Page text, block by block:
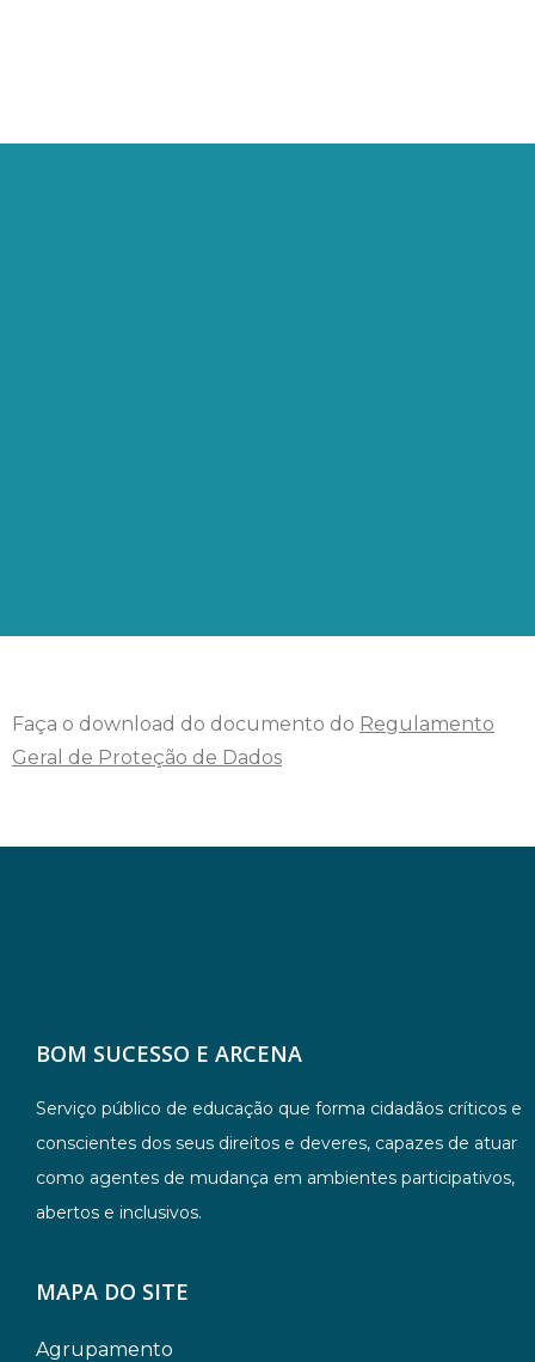
Faça o download do documento do Regulamento
Geral de Proteção de Dados
BOM SUCESSO E ARCENA
Serviço público de educação que forma cidadãos críticos e
conscientes dos seus direitos e deveres, capazes de atuar
como agentes de mudança em ambientes participativos,
abertos e inclusivos.
MAPA DO SITE
Agrupamento